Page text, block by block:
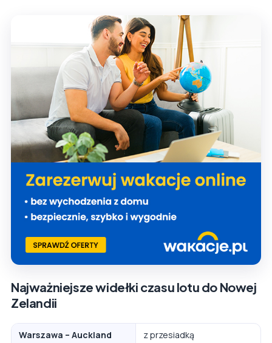
Najważniejsze widełki czasu lotu do Nowej
Zelandii
Warszawa – Auckland z przesiadką